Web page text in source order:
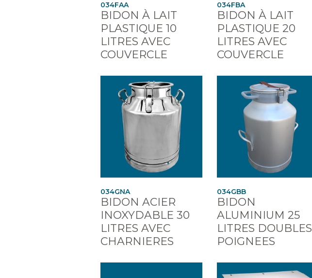
034FAA
BIDON À LAIT
PLASTIQUE 10
LITRES AVEC
COUVERCLE
034FBA
BIDON À LAIT
PLASTIQUE 20
LITRES AVEC
COUVERCLE
034GNA
BIDON ACIER
INOXYDABLE 30
LITRES AVEC
CHARNIERES
034GBB
BIDON
ALUMINIUM 25
LITRES DOUBLES
POIGNEES